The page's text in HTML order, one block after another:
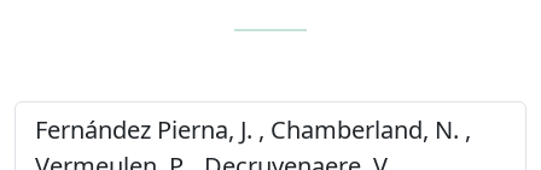
Fernández Pierna, J. , Chamberland, N. ,